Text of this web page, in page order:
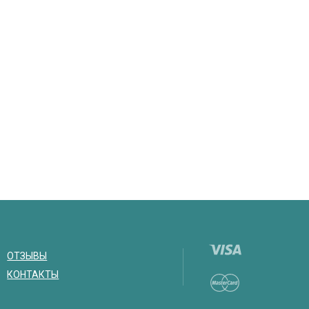
ОТЗЫВЫ
КОНТАКТЫ